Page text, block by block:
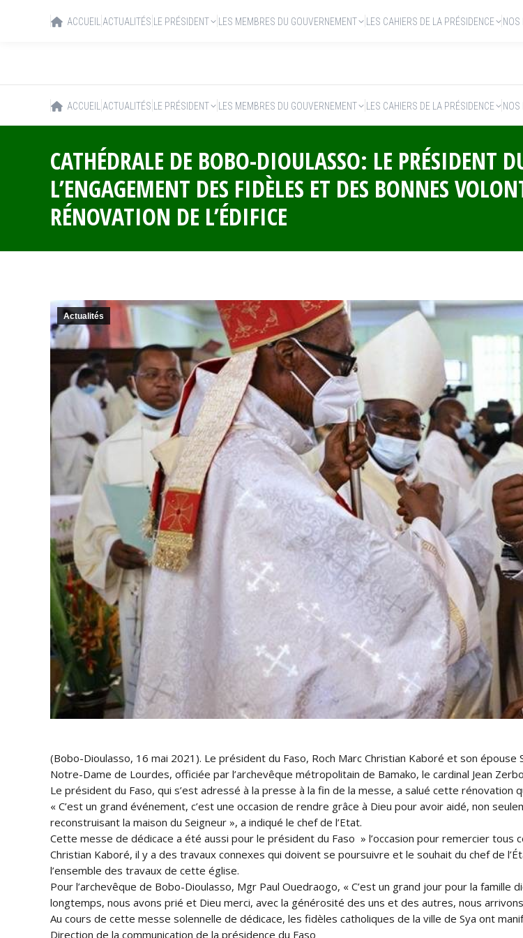
ACCUEIL ACTUALITÉS LE PRÉSIDENT LES MEMBRES DU GOUVERNEMENT LES CAHIERS DE LA PRÉSIDENCE NOS
CATHÉDRALE DE BOBO-DIOULASSO: LE PRÉSIDENT
L’ENGAGEMENT DES FIDÈLES ET DES BONNES
RÉNOVATION DE L’ÉDIFICE
Actualités
(Bobo-Dioulasso, 16 mai 2021). Le président du Faso, Roch Marc Christian Kaboré et son
Notre-Dame de Lourdes, officiée par l’archevêque métropolitain de Bamako, le cardinal Jean
Le président du Faso, qui s’est adressé à la presse à la fin de la messe, a salué cette rénovation
« C’est un grand événement, c’est une occasion de rendre grâce à Dieu pour avoir aidé, non
reconstruisant la maison du Seigneur », a indiqué le chef de l’Etat.
Cette messe de dédicace a été aussi pour le président du Faso » l’occasion pour remercier
Christian Kaboré, il y a des travaux connexes qui doivent se poursuivre et le souhait du chef de
l’ensemble des travaux de cette église.
Pour l’archevêque de Bobo-Dioulasso, Mgr Paul Ouedraogo, « C’est un grand jour pour la
longtemps, nous avons prié et Dieu merci, avec la générosité des uns et des autres, nous
Au cours de cette messe solennelle de dédicace, les fidèles catholiques de la ville de Sya ont
Direction de la communication de la présidence du Faso
ACCUEIL ACTUALITÉS LE PRÉSIDENT LES MEMBRES DU GOUVERNEMENT LES CAHIERS DE LA PRÉSIDENCE NOS